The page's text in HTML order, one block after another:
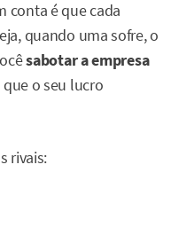
conta é que cada
quando uma sofre, o
sabotar a empresa
o seu lucro
rivais: